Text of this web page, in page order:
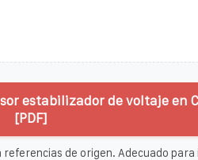
estabilizador de voltaje en
[PDF]
de origen. Adecuado para